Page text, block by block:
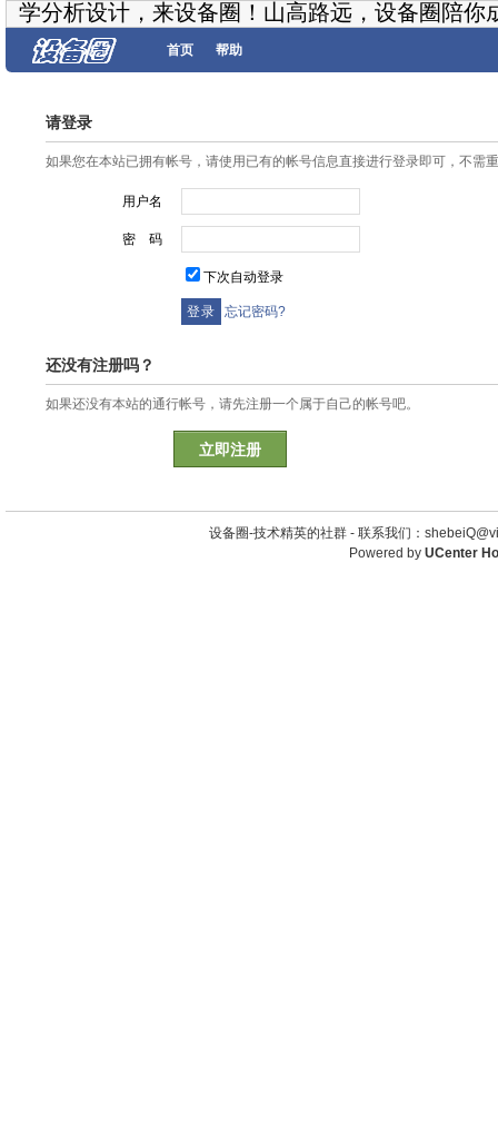
学分析设计，来设备圈！山高路远，设备圈陪你
首页 帮助
请登录
如果您在本站已拥有帐号，请使用已有的帐号信息直接进行登录即可，不需
用户名
密 码
下次自动登录
忘记密码?
还没有注册吗？
如果还没有本站的通行帐号，请先注册一个属于自己的帐号吧。
立即注册
设备圈-技术精英的社群 - 联系我们：
Powered by UCenter